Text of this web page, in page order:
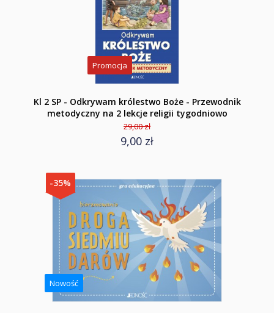
Promocja
Kl 2 SP - Odkrywam królestwo Boże - Przewodnik
metodyczny na 2 lekcje religii tygodniowo
29,00 zł
9,00 zł
-35%
Nowość